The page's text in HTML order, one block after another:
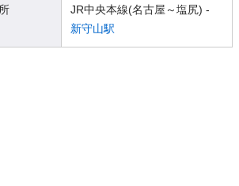
JR中央本線(名古屋～塩尻) -
新守山駅